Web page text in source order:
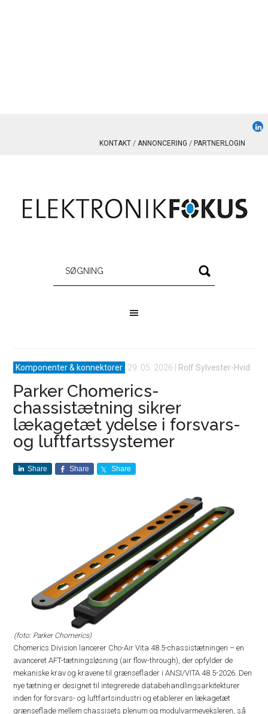
KONTAKT ANNONCERING PARTNERLOGIN
Komponenter & konnektorer 29. 05. 2026 Rolf Sylvester-Hvid
Parker Chomerics-
chassistætning sikrer
lækagetæt ydelse i forsvars-
og luftfartssystemer
Share Share Share
(foto: Parker Chomerics)
Chomerics Division lancerer Cho-Air Vita 48.5-chassistætningen – en
avanceret AFT-tætningsløsning (air flow-through), der opfylder de
mekaniske krav og kravene til grænseflader i ANSI/VITA 48.5-2026. Den
nye tætning er designet til integrerede databehandlingsarkitekturer
inden for forsvars- og luftfartsindustri og etablerer en lækagetæt
grænseflade mellem chassisets plenum og modulvarmeveksleren, så